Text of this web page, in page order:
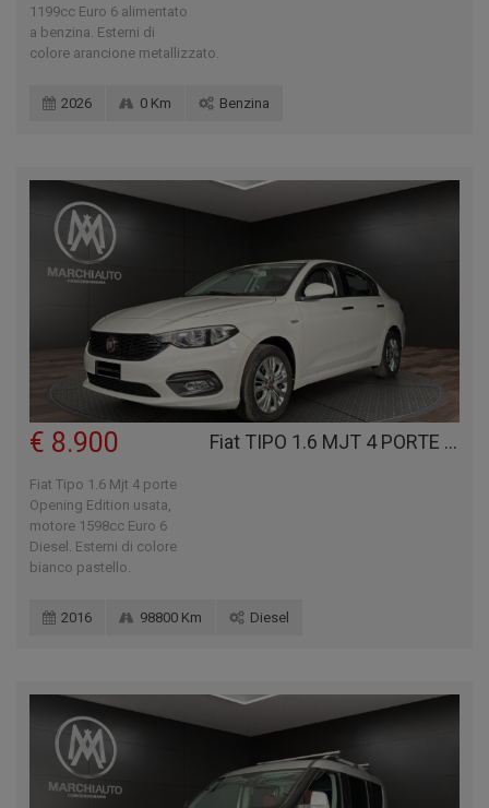
1199cc Euro 6 alimentato
a benzina. Esterni di
colore arancione metallizzato.
2026 0 Km Benzina
Fiat TIPO 1.6 MJT 4 PORTE OPENING EDITION
€ 8.900
Fiat Tipo 1.6 Mjt 4 porte
Opening Edition usata,
motore 1598cc Euro 6
Diesel. Esterni di colore
bianco pastello.
2016 98800 Km Diesel